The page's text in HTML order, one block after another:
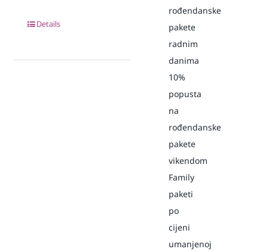
Details
rođendanske
pakete
radnim
danima
10%
popusta
na
rođendanske
pakete
vikendom
Family
paketi
po
cijeni
umanjenoj